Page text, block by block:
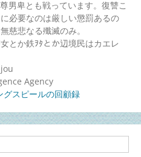
男卑とも戦っています。復讐こ
必要なのは厳しい懲罰あるの
慈悲なる殲滅のみ。
とか鉄ｦﾀとか辺境民はカエレ
Agency
グスピールの回顧録